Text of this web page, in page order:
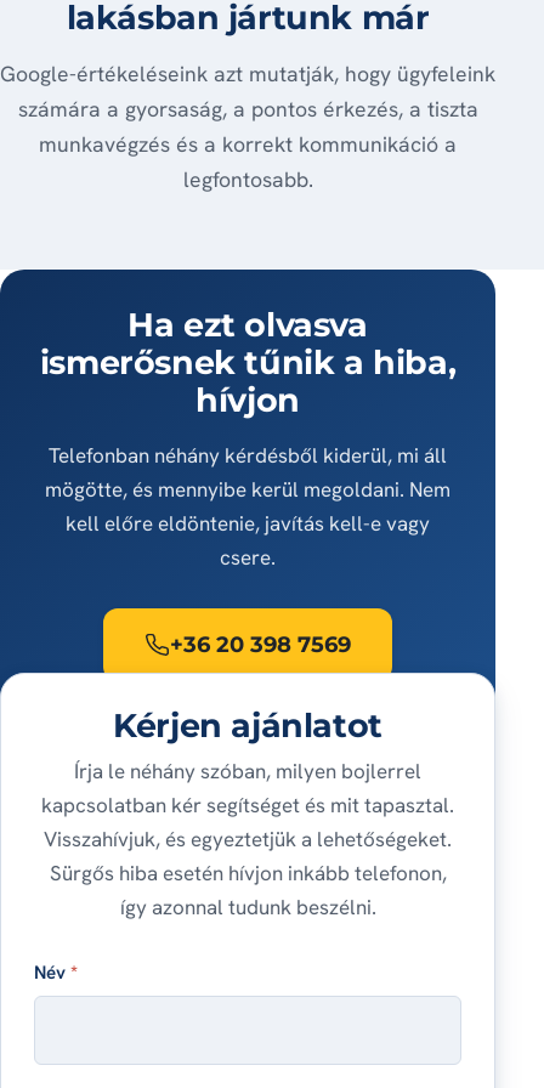
lakásban jártunk már
Google-értékeléseink azt mutatják, hogy ügyfeleink
számára a gyorsaság, a pontos érkezés, a tiszta
munkavégzés és a korrekt kommunikáció a
legfontosabb.
Ha ezt olvasva
ismerősnek tűnik a hiba,
hívjon
Telefonban néhány kérdésből kiderül, mi áll
mögötte, és mennyibe kerül megoldani. Nem
kell előre eldöntenie, javítás kell-e vagy
csere.
+36 20 398 7569
Kérjen ajánlatot
Írja le néhány szóban, milyen bojlerrel
kapcsolatban kér segítséget és mit tapasztal.
Visszahívjuk, és egyeztetjük a lehetőségeket.
Sürgős hiba esetén hívjon inkább telefonon,
így azonnal tudunk beszélni.
Név*